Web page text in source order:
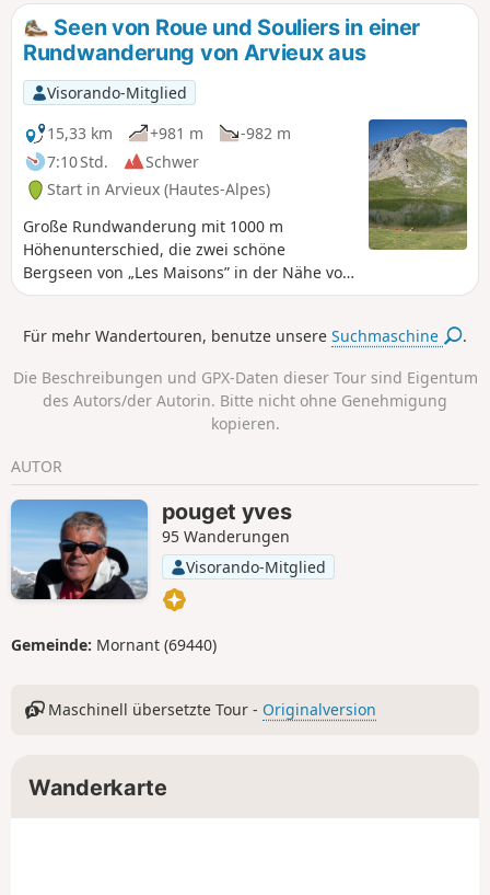
Seen von Roue und Souliers in einer
Rundwanderung von Arvieux aus
Visorando-Mitglied
15,33 km
+981 m
-982 m
7:10 Std.
Schwer
Start in Arvieux (Hautes-Alpes)
Große Rundwanderung mit 1000 m
Höhenunterschied, die zwei schöne
Bergseen von „Les Maisons” in der Nähe von
Arvieux verbindet.
Für mehr Wandertouren, benutze unsereSuchmaschine .
Die Beschreibungen und GPX-Daten dieser Tour sind Eigentum
des Autors/der Autorin. Bitte nicht ohne Genehmigung
kopieren.
AUTOR
pouget yves
95 Wanderungen
Visorando-Mitglied
Gemeinde: Mornant (69440)
Maschinell übersetzte Tour - Originalversion
Wanderkarte